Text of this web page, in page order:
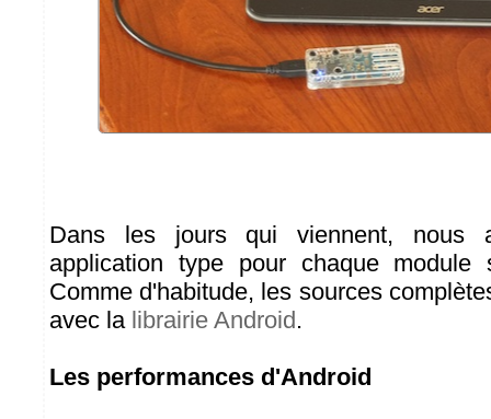
Dans les jours qui viennent, nous
application type pour chaque
Comme d'habitude, les sources
avec la librairie Android.
Les performances d'Android